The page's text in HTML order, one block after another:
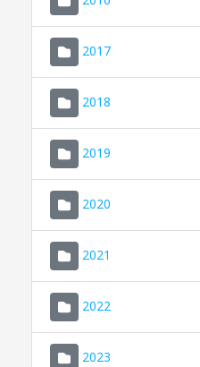
2017
2018
2019
2020
2021
2022
2023